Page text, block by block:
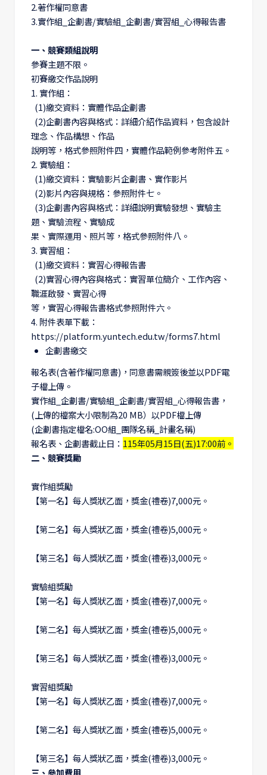
2.著作權同意書
3.實作組_企劃書/實驗組_企劃書/實習組_心得報告書
一、競賽類組說明
參賽主題不限。
初賽繳交作品說明
1. 實作組：
(1)繳交資料：實體作品企劃書
(2)企劃書內容與格式：詳細介紹作品資料，包含設計
理念、作品構想、作品
說明等，格式參照附件四，實體作品範例參考附件五。
2. 實驗組：
(1)繳交資料：實驗影片企劃書、實作影片
(2)影片內容與規格：參照附件七。
(3)企劃書內容與格式：詳細說明實驗發想、實驗主
題、實驗流程、實驗成
果、實際運用、照片等，格式參照附件八。
3. 實習組：
(1)繳交資料：實習心得報告書
(2)實習心得內容與格式：實習單位簡介、工作內容、
職涯啟發、實習心得
等，實習心得報告書格式參照附件六。
4. 附件表單下載：
https://platform.yuntech.edu.tw/forms7.html
企劃書繳交
報名表(含著作權同意書)，同意書需親簽後並以PDF電
子檔上傳。
實作組_企劃書/實驗組_企劃書/實習組_心得報告書，
(上傳的檔案大小限制為20 MB）以PDF檔上傳
(企劃書指定檔名:OO組_團隊名稱_計畫名稱)
報名表、企劃書截止日： 115年05月15日(五)17:00前。
二、競賽獎勵
實作組獎勵
【第一名】每人獎狀乙面，獎金(禮卷)7,000元。
【第二名】每人獎狀乙面，獎金(禮卷)5,000元。
【第三名】每人獎狀乙面，獎金(禮卷)3,000元。
實驗組獎勵
【第一名】每人獎狀乙面，獎金(禮卷)7,000元。
【第二名】每人獎狀乙面，獎金(禮卷)5,000元。
【第三名】每人獎狀乙面，獎金(禮卷)3,000元。
實習組獎勵
【第一名】每人獎狀乙面，獎金(禮卷)7,000元。
【第二名】每人獎狀乙面，獎金(禮卷)5,000元。
【第三名】每人獎狀乙面，獎金(禮卷)3,000元。
三、參加費用